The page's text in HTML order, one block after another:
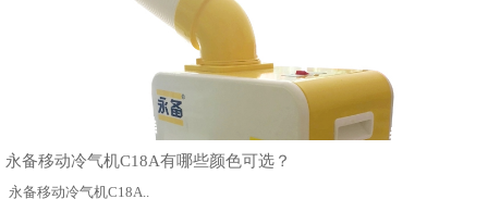
永备移动冷气机C18A有哪些颜色可选？
永备移动冷气机C18A..